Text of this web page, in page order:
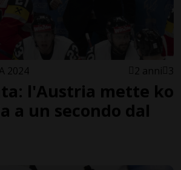
2024 2 anni 3
l'Austria mette ko
a un secondo dal